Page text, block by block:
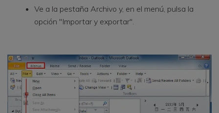
Ve a la pestaña Archivo y, en el menú, pulsa la
opción "Importar y exportar".